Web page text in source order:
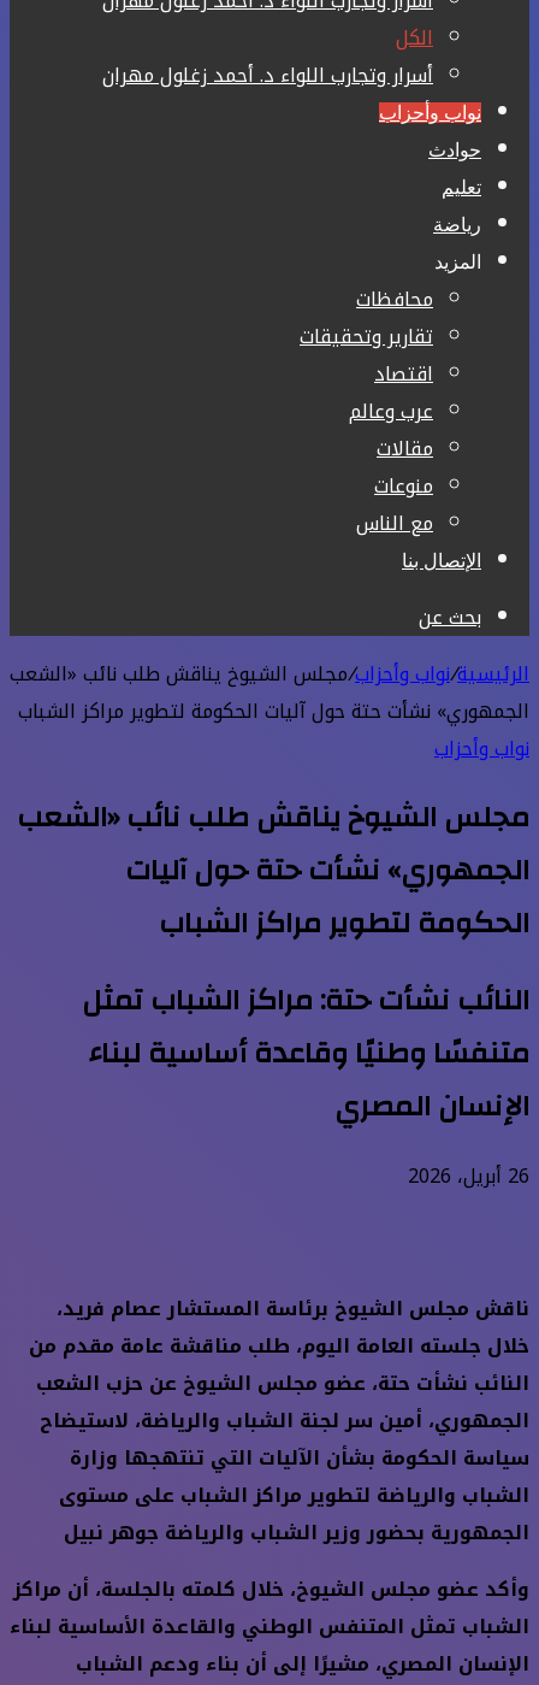
الكل
أسرار وتجارب اللواء د. أحمد زغلول مهران
نواب وأحزاب
حوادث
تعليم
رياضة
المزيد
محافظات
تقارير وتحقيقات
اقتصاد
عرب وعالم
مقالات
منوعات
مع الناس
الإتصال بنا
بحث عن
الرئيسية/نواب وأحزاب/مجلس الشيوخ يناقش طلب نائب «الشعب
الجمهوري» نشأت حتة حول آليات الحكومة لتطوير مراكز الشباب
نواب وأحزاب
مجلس الشيوخ يناقش طلب نائب «الشعب
الجمهوري» نشأت حتة حول آليات
الحكومة لتطوير مراكز الشباب
النائب نشأت حتة: مراكز الشباب تمثل
متنفسًا وطنيًا وقاعدة أساسية لبناء
الإنسان المصري
26 أبريل، 2026
ناقش مجلس الشيوخ برئاسة المستشار عصام فريد،
خلال جلسته العامة اليوم، طلب مناقشة عامة مقدم من
النائب نشأت حتة، عضو مجلس الشيوخ عن حزب الشعب
الجمهوري، أمين سر لجنة الشباب والرياضة، لاستيضاح
سياسة الحكومة بشأن الآليات التي تنتهجها وزارة
الشباب والرياضة لتطوير مراكز الشباب على مستوى
الجمهورية بحضور وزير الشباب والرياضة جوهر نبيل
وأكد عضو مجلس الشيوخ، خلال كلمته بالجلسة، أن مراكز
الشباب تمثل المتنفس الوطني والقاعدة الأساسية لبناء
الإنسان المصري، مشيرًا إلى أن بناء ودعم الشباب